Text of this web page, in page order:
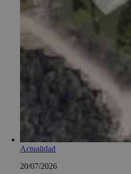
Actualidad
20/07/2026